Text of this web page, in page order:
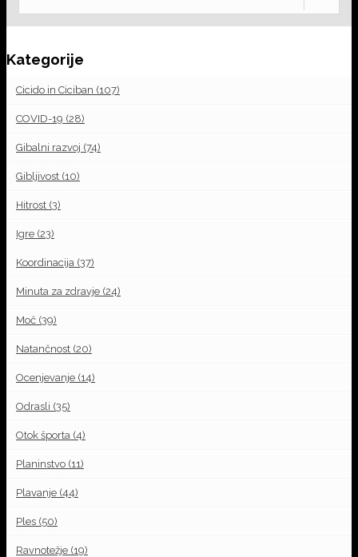
Kategorije
Cicido in Ciciban (107)
COVID-19 (28)
Gibalni razvoj (74)
Gibljivost (10)
Hitrost (3)
Igre (23)
Koordinacija (37)
Minuta za zdravje (24)
Moč (39)
Natančnost (20)
Ocenjevanje (14)
Odrasli (35)
Otok športa (4)
Planinstvo (11)
Plavanje (44)
Ples (50)
Ravnotežje (19)